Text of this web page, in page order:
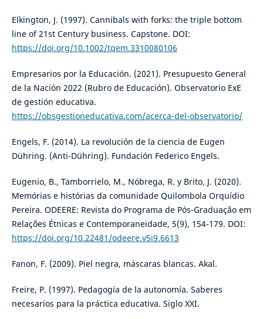
Elkington, J. (1997). Cannibals with forks: the triple bottom
line of 21st Century business. Capstone. DOI:
https://doi.org/10.1002/tqem.3310080106
Empresarios por la Educación. (2021). Presupuesto General
de la Nación 2022 (Rubro de Educación). Observatorio ExE
de gestión educativa.
https://obsgestioneducativa.com/acerca-del-observatorio/
Engels, F. (2014). La revolución de la ciencia de Eugen
Dühring. (Anti-Dühring). Fundación Federico Engels.
Eugenio, B., Tamborrielo, M., Nóbrega, R. y Brito, J. (2020).
Memórias e histórias da comunidade Quilombola Orquídio
Pereira. ODEERE: Revista do Programa de Pós-Graduação em
Relações Étnicas e Contemporaneidade, 5(9), 154-179. DOI:
https://doi.org/10.22481/odeere.v5i9.6613
Fanon, F. (2009). Piel negra, máscaras blancas. Akal.
Freire, P. (1997). Pedagogía de la autonomía. Saberes
necesarios para la práctica educativa. Siglo XXI.